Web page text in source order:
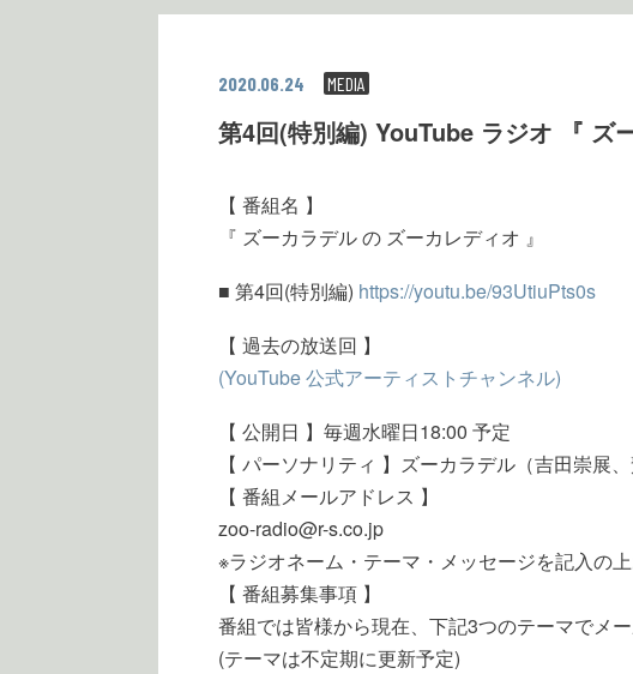
2020.06.24 MEDIA
第4回(特別編) YouTube ラジオ 『 ズ
【 番組名 】
『 ズーカラデル の ズーカレディオ 』
■ 第4回(特別編) https://youtu.be/93UtiuPts0s
【 過去の放送回 】
(YouTube 公式アーティストチャンネル)
【 公開日 】毎週水曜日18:00 予定
【 パーソナリティ 】ズーカラデル（吉田崇展
【 番組メールアドレス 】
zoo-radio@r-s.co.jp
※ラジオネーム・テーマ・メッセージを記入の上
【 番組募集事項 】
番組では皆様から現在、下記3つのテーマでメー
(テーマは不定期に更新予定)